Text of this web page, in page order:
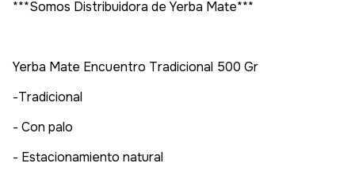
***Somos Distribuidora de Yerba Mate***
Yerba Mate Encuentro Tradicional 500 Gr
-Tradicional
- Con palo
- Estacionamiento natural